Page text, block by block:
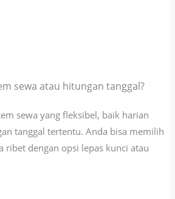
sewa atau hitungan tanggal?
sewa yang fleksibel, baik harian
tanggal tertentu. Anda bisa memilih
ribet dengan opsi lepas kunci atau